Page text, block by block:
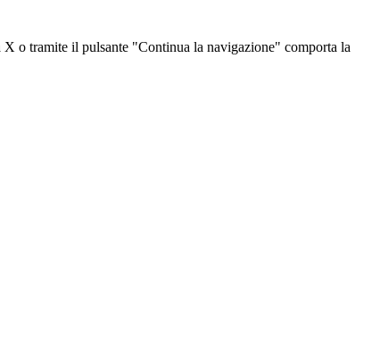
o tramite il pulsante "Continua la navigazione" comporta la